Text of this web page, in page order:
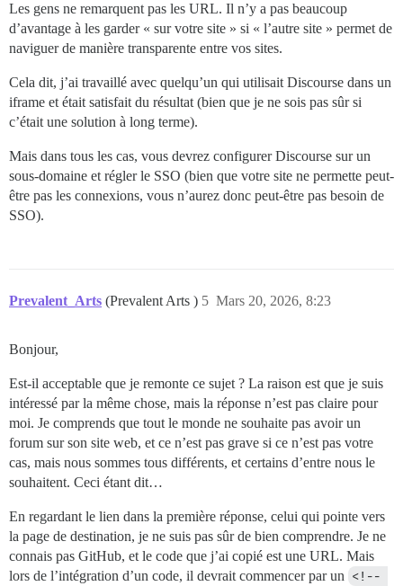
Les gens ne remarquent pas les URL. Il n’y a pas beaucoup
d’avantage à les garder « sur votre site » si « l’autre site » permet de
naviguer de manière transparente entre vos sites.
Cela dit, j’ai travaillé avec quelqu’un qui utilisait Discourse dans un
iframe et était satisfait du résultat (bien que je ne sois pas sûr si
c’était une solution à long terme).
Mais dans tous les cas, vous devrez configurer Discourse sur un
sous-domaine et régler le SSO (bien que votre site ne permette peut-
être pas les connexions, vous n’aurez donc peut-être pas besoin de
SSO).
Prevalent_Arts (Prevalent Arts ) Mars 20, 2026, 8:23
5
Bonjour,
Est-il acceptable que je remonte ce sujet ? La raison est que je suis
intéressé par la même chose, mais la réponse n’est pas claire pour
moi. Je comprends que tout le monde ne souhaite pas avoir un
forum sur son site web, et ce n’est pas grave si ce n’est pas votre
cas, mais nous sommes tous différents, et certains d’entre nous le
souhaitent. Ceci étant dit…
En regardant le lien dans la première réponse, celui qui pointe vers
la page de destination, je ne suis pas sûr de bien comprendre. Je ne
connais pas GitHub, et le code que j’ai copié est une URL. Mais
lors de l’intégration d’un code, il devrait commencer par un <!--